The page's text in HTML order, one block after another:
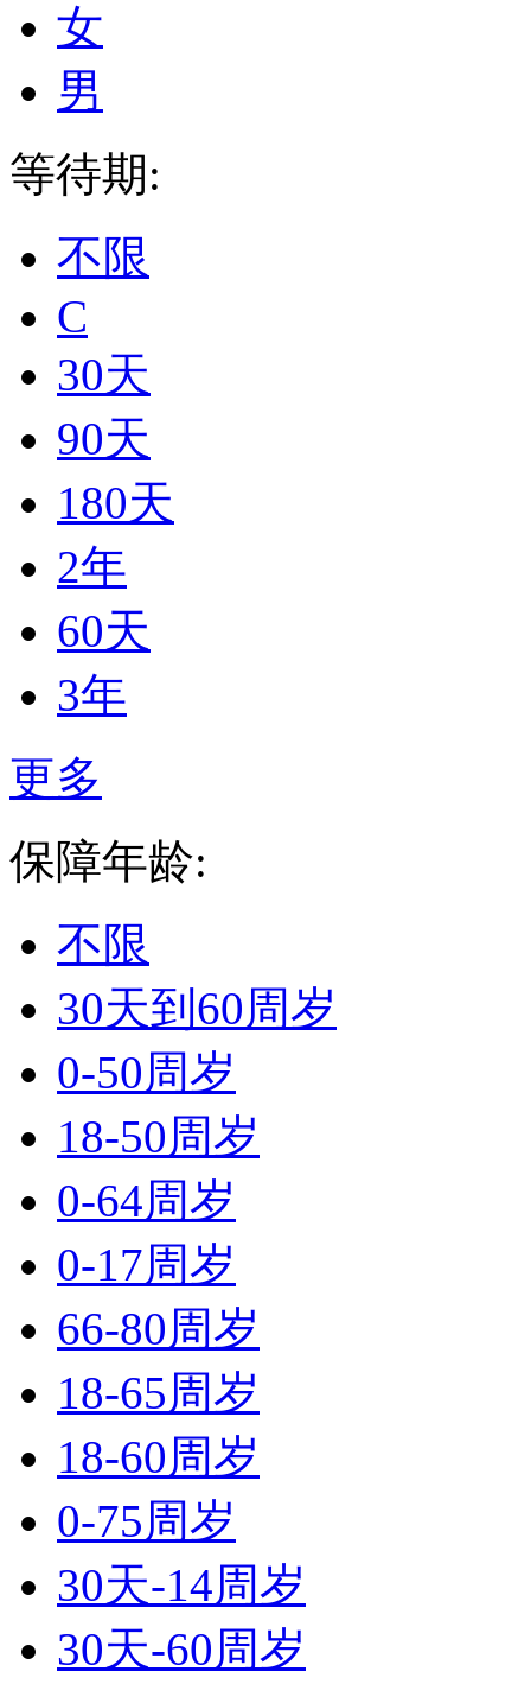
女
男
等待期:
不限
C
30天
90天
180天
2年
60天
3年
更多
保障年龄:
不限
30天到60周岁
0-50周岁
18-50周岁
0-64周岁
0-17周岁
66-80周岁
18-65周岁
18-60周岁
0-75周岁
30天-14周岁
30天-60周岁